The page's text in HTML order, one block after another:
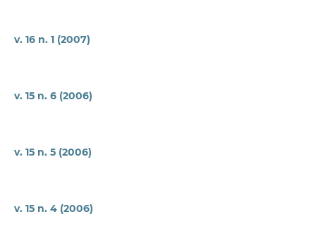
v. 16 n. 1 (2007)
v. 15 n. 6 (2006)
v. 15 n. 5 (2006)
v. 15 n. 4 (2006)